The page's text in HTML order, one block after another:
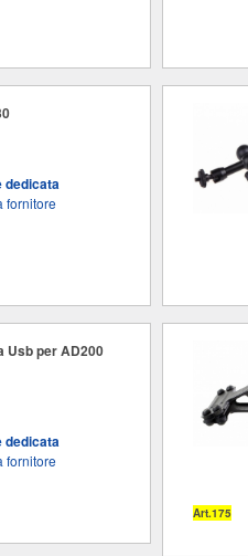
dedicata
fornitore
Usb per AD200
dedicata
fornitore
Art.175